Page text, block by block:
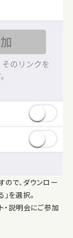
ので、ダウンロー
を選択。
・説明会にご参加